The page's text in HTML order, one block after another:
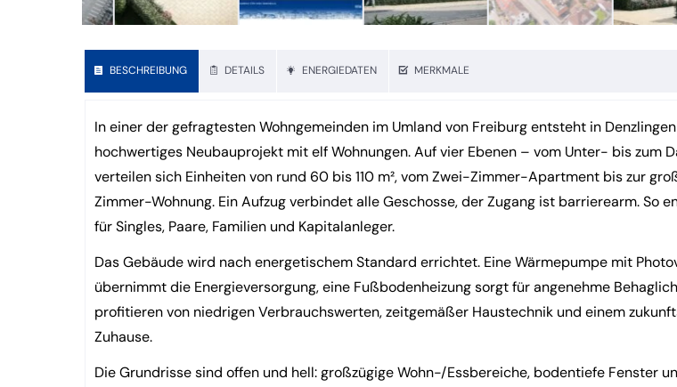
BESCHREIBUNG DETAILS ENERGIEDATEN MERKMALE
In einer der gefragtesten Wohngemeinden im Umland von Freiburg entsteht in
hochwertiges Neubauprojekt mit elf Wohnungen. Auf vier Ebenen – vom Unter- bis zum
verteilen sich Einheiten von rund 60 bis 110 m², vom Zwei-Zimmer-Apartment bis zur
Zimmer-Wohnung. Ein Aufzug verbindet alle Geschosse, der Zugang ist barrierearm. So
für Singles, Paare, Familien und Kapitalanleger.
Das Gebäude wird nach energetischem Standard errichtet. Eine Wärmepumpe mit
übernimmt die Energieversorgung, eine Fußbodenheizung sorgt für angenehme
profitieren von niedrigen Verbrauchswerten, zeitgemäßer Haustechnik und einem
Zuhause.
Die Grundrisse sind offen und hell: großzügige Wohn-/Essbereiche, bodentiefe Fenster